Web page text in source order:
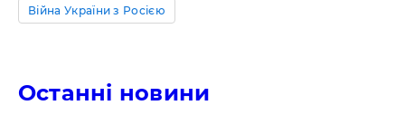
Війна України з Росією
Останні новини